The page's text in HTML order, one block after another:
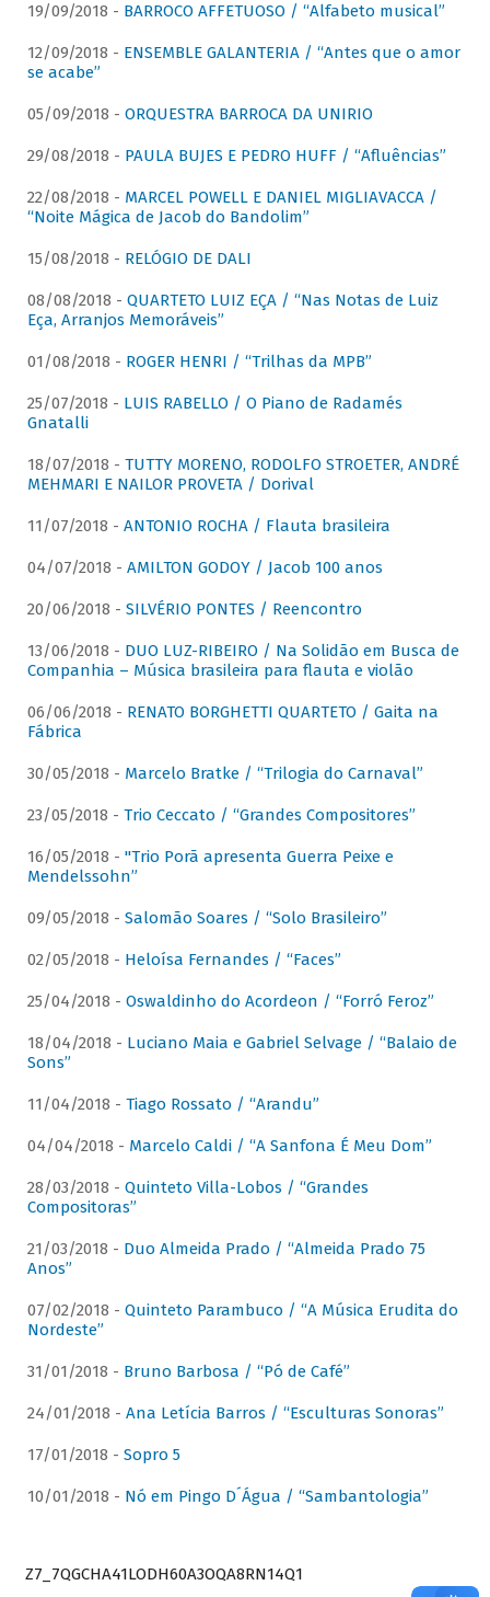
19/09/2018 - BARROCO AFFETUOSO / “Alfabeto musical”
12/09/2018 - ENSEMBLE GALANTERIA / “Antes que o amor
se acabe”
05/09/2018 - ORQUESTRA BARROCA DA UNIRIO
29/08/2018 - PAULA BUJES E PEDRO HUFF / “Afluências”
22/08/2018 - MARCEL POWELL E DANIEL MIGLIAVACCA /
“Noite Mágica de Jacob do Bandolim”
15/08/2018 - RELÓGIO DE DALI
08/08/2018 - QUARTETO LUIZ EÇA / “Nas Notas de Luiz
Eça, Arranjos Memoráveis”
01/08/2018 - ROGER HENRI / “Trilhas da MPB”
25/07/2018 - LUIS RABELLO / O Piano de Radamés
Gnatalli
18/07/2018 - TUTTY MORENO, RODOLFO STROETER, ANDRÉ
MEHMARI E NAILOR PROVETA / Dorival
11/07/2018 - ANTONIO ROCHA / Flauta brasileira
04/07/2018 - AMILTON GODOY / Jacob 100 anos
20/06/2018 - SILVÉRIO PONTES / Reencontro
13/06/2018 - DUO LUZ-RIBEIRO / Na Solidão em Busca de
Companhia – Música brasileira para flauta e violão
06/06/2018 - RENATO BORGHETTI QUARTETO / Gaita na
Fábrica
30/05/2018 - Marcelo Bratke / “Trilogia do Carnaval”
23/05/2018 - Trio Ceccato / “Grandes Compositores”
16/05/2018 - "Trio Porã apresenta Guerra Peixe e
Mendelssohn”
09/05/2018 - Salomão Soares / “Solo Brasileiro”
02/05/2018 - Heloísa Fernandes / “Faces”
25/04/2018 - Oswaldinho do Acordeon / “Forró Feroz”
18/04/2018 - Luciano Maia e Gabriel Selvage / “Balaio de
Sons”
11/04/2018 - Tiago Rossato / “Arandu”
04/04/2018 - Marcelo Caldi / “A Sanfona É Meu Dom”
28/03/2018 - Quinteto Villa-Lobos / “Grandes
Compositoras”
21/03/2018 - Duo Almeida Prado / “Almeida Prado 75
Anos”
07/02/2018 - Quinteto Parambuco / “A Música Erudita do
Nordeste”
31/01/2018 - Bruno Barbosa / “Pó de Café”
24/01/2018 - Ana Letícia Barros / “Esculturas Sonoras”
17/01/2018 - Sopro 5
10/01/2018 - Nó em Pingo D´Água / “Sambantologia”
Z7_7QGCHA41LODH60A3OQA8RN14Q1